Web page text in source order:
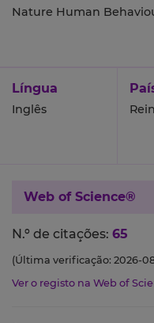
Nature Human
Língua
Inglês
Web of Science®
N.º de citações: 65
(Última verificação: 2026-
Ver o registo na Web of